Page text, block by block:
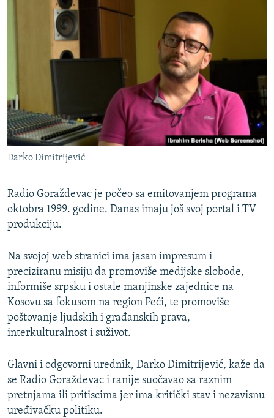
Darko Dimitrijević
Radio Goraždevac je počeo sa emitovanjem programa
oktobra 1999. godine. Danas imaju još svoj portal i TV
produkciju.
Na svojoj web stranici ima jasan impresum i
preciziranu misiju da promoviše medijske slobode,
informiše srpsku i ostale manjinske zajednice na
Kosovu sa fokusom na region Peći, te promoviše
poštovanje ljudskih i građanskih prava,
interkulturalnost i suživot.
Glavni i odgovorni urednik, Darko Dimitrijević, kaže da
se Radio Goraždevac i ranije suočavao sa raznim
pretnjama ili pritiscima jer ima kritički stav i nezavisnu
uređivačku politiku.